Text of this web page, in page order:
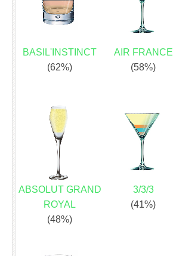
BASIL'INSTINCT
(62%)
AIR FRANCE
(58%)
ABSOLUT GRAND
ROYAL
(48%)
3/3/3
(41%)